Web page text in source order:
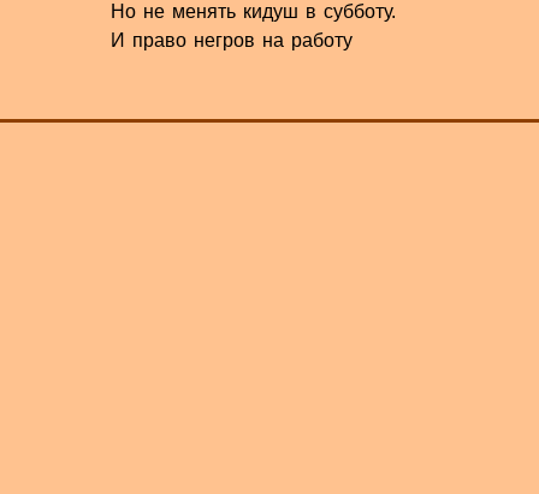
Но не менять кидуш в субботу.
И право негров на работу